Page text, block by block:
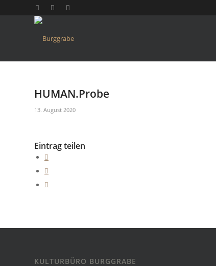
HUMAN.Probe
13. August 2020
Eintrag teilen
KULTURBÜRO BURGGRABE